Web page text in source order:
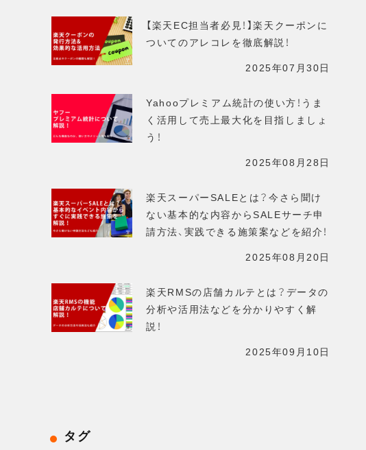
【楽天EC担当者必見！】楽天クーポンに
ついてのアレコレを徹底解説！
2025年07月30日
Yahooプレミアム統計の使い方！うま
く活用して売上最大化を目指しましょ
う！
2025年08月28日
楽天スーパーSALEとは？今さら聞け
ない基本的な内容からSALEサーチ申
請方法、実践できる施策案などを紹介！
2025年08月20日
楽天RMSの店舗カルテとは？データの
分析や活用法などを分かりやすく解
説！
2025年09月10日
タグ